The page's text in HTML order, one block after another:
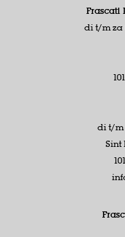
Frascati
di t/m za
di t/m
Sint